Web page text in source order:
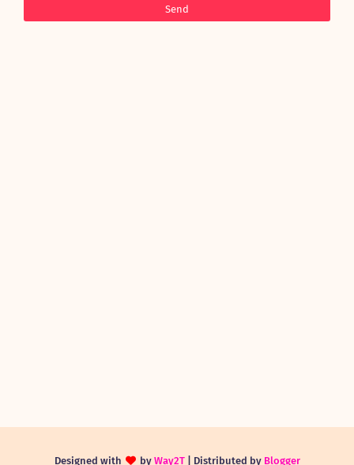
Designed with by Way2T| Distributed by Blogger